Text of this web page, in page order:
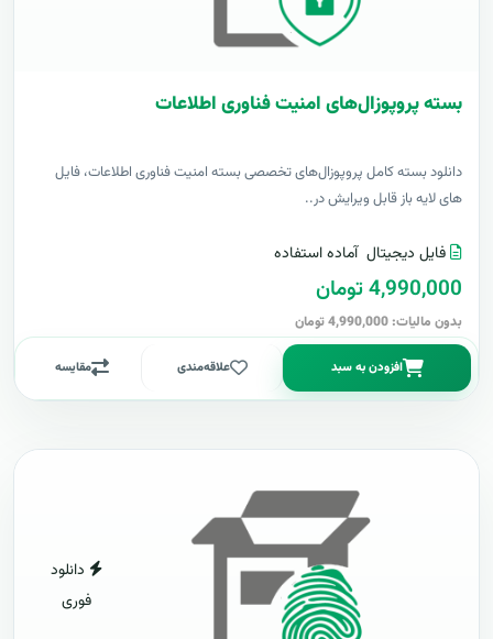
بسته پروپوزال‌های امنیت فناوری اطلاعات
دانلود بسته کامل پروپوزال‌های تخصصی بسته امنیت فناوری اطلاعات، فایل
های لایه باز قابل ویرایش در..
فایل دیجیتال آماده استفاده
4,990,000 تومان
بدون مالیات: 4,990,000 تومان
افزودن به سبد علاقه‌مندی مقایسه
دانلود
فوری